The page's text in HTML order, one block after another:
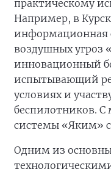
практическому
Например, в
информационная
воздушных угроз
инновационный
испытывающий
условиях и
беспилотников.
системы «Яким»
Одним из